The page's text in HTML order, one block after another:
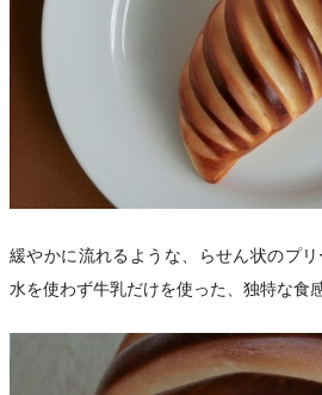
緩やかに流れるような、らせん状のプリ
水を使わず牛乳だけを使った、独特な食